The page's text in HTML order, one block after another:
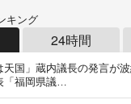
キング
24時間
天国」蔵内議長の発言が
「福岡県議…